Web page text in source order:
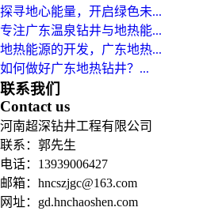
探寻地心能量，开启绿色未...
专注广东温泉钻井与地热能...
地热能源的开发，广东地热...
如何做好广东地热钻井？...
联系我们
Contact us
河南超深钻井工程有限公司
联系：郭先生
电话：13939006427
邮箱：hncszjgc@163.com
网址：gd.hnchaoshen.com